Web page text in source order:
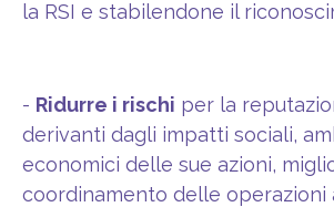
la RSI e stabilendone il
- Ridurre i rischi per la
derivanti dagli impatti sociali,
economici delle sue azioni,
coordinamento delle operazioni